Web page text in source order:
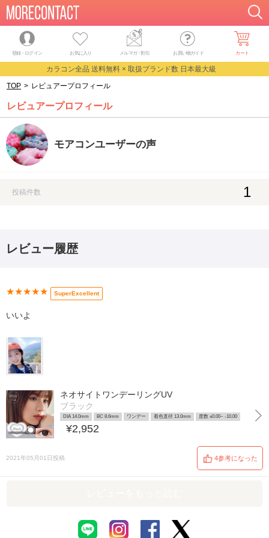
登録・ログイン お気に入り メルマガ・割引 お買い物ガイド カート
カラコン全品 送料無料 × 取扱ブランド数 日本最大級
TOP > レビュアープロフィール
レビュアープロフィール
モアコンユーザーの声
投稿件数 1
レビュー履歴
★★★★★ SuperExcellent
いいよ
ネオサイトワンデーリングUV
ブラック
DIA 14.0mm BC 8.6mm ワンデー 着色直径 13.0mm 度数 ±0.00~ -10.00
¥2,952
2021年05月01日投稿 4参考になった